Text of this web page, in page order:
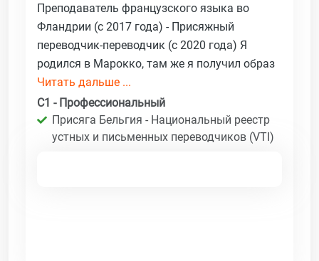
Преподаватель французского языка во
Фландрии (с 2017 года) - Присяжный
переводчик-переводчик (с 2020 года) Я
родился в Марокко, там же я получил образ
Читать дальше ...
C1 - Профессиональный
Присяга Бельгия - Национальный реестр
устных и письменных переводчиков (VTI)